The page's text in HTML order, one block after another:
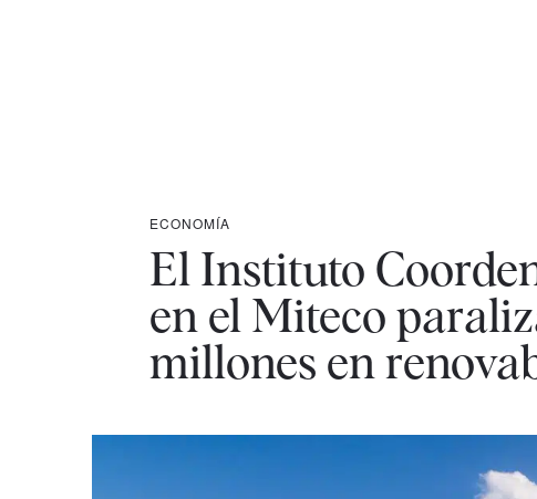
ECONOMÍA
El Instituto
en el Miteco
millones en